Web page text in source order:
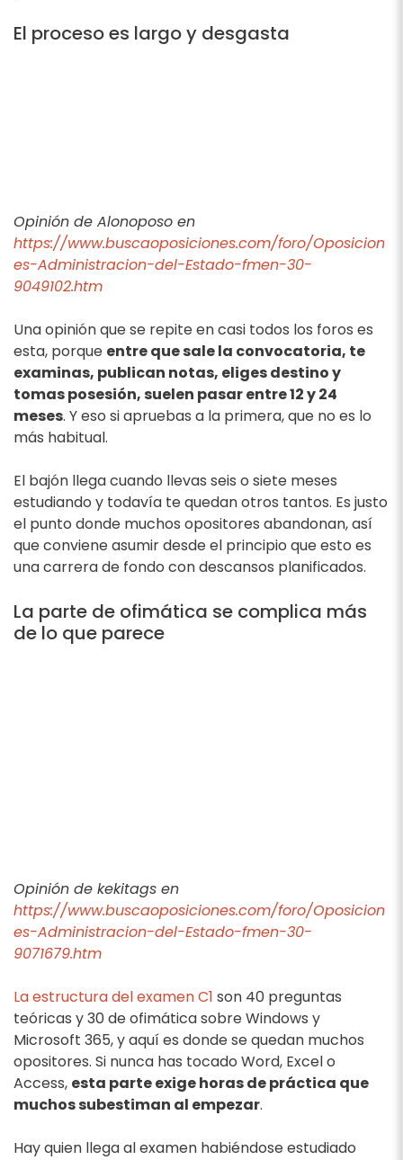
El proceso es largo y desgasta
Opinión de Alonoposo en
https://www.buscaoposiciones.com/foro/Oposicion
es-Administracion-del-Estado-fmen-30-
9049102.htm
Una opinión que se repite en casi todos los foros es
esta, porque entre que sale la convocatoria, te
examinas, publican notas, eliges destino y
tomas posesión, suelen pasar entre 12 y 24
meses. Y eso si apruebas a la primera, que no es lo
más habitual.
El bajón llega cuando llevas seis o siete meses
estudiando y todavía te quedan otros tantos. Es justo
el punto donde muchos opositores abandonan, así
que conviene asumir desde el principio que esto es
una carrera de fondo con descansos planificados.
La parte de ofimática se complica más
de lo que parece
Opinión de kekitags en
https://www.buscaoposiciones.com/foro/Oposicion
es-Administracion-del-Estado-fmen-30-
9071679.htm
La estructura del examen C1 son 40 preguntas
teóricas y 30 de ofimática sobre Windows y
Microsoft 365, y aquí es donde se quedan muchos
opositores. Si nunca has tocado Word, Excel o
Access, esta parte exige horas de práctica que
muchos subestiman al empezar.
Hay quien llega al examen habiéndose estudiado